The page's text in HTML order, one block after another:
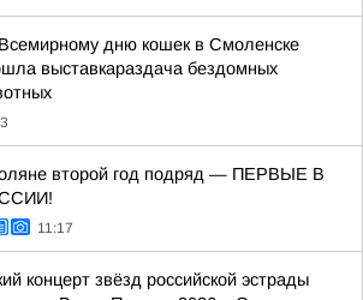
дню кошек в Смоленске
выставкараздача бездомных
второй год подряд — ПЕРВЫЕ В
11:17
концерт звёзд российской эстрады